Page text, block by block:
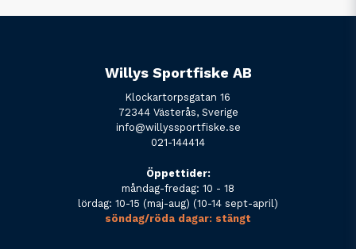
Willys Sportfiske AB
Klockartorpsgatan 16
72344 Västerås, Sverige
info@willyssportfiske.se
021-144414
Öppettider:
måndag-fredag: 10 - 18
lördag: 10-15 (maj-aug) (10-14 sept-april)
söndag/röda dagar: stängt